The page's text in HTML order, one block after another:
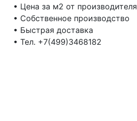
• Цена за м2 от производителя
• Собственное производство
• Быстрая доставка
• Тел. +7(499)3468182